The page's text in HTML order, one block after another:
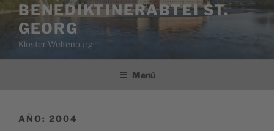
BENEDIKTINERABTEI ST.
GEORG
Kloster Weltenburg
Menú
AÑO: 2004